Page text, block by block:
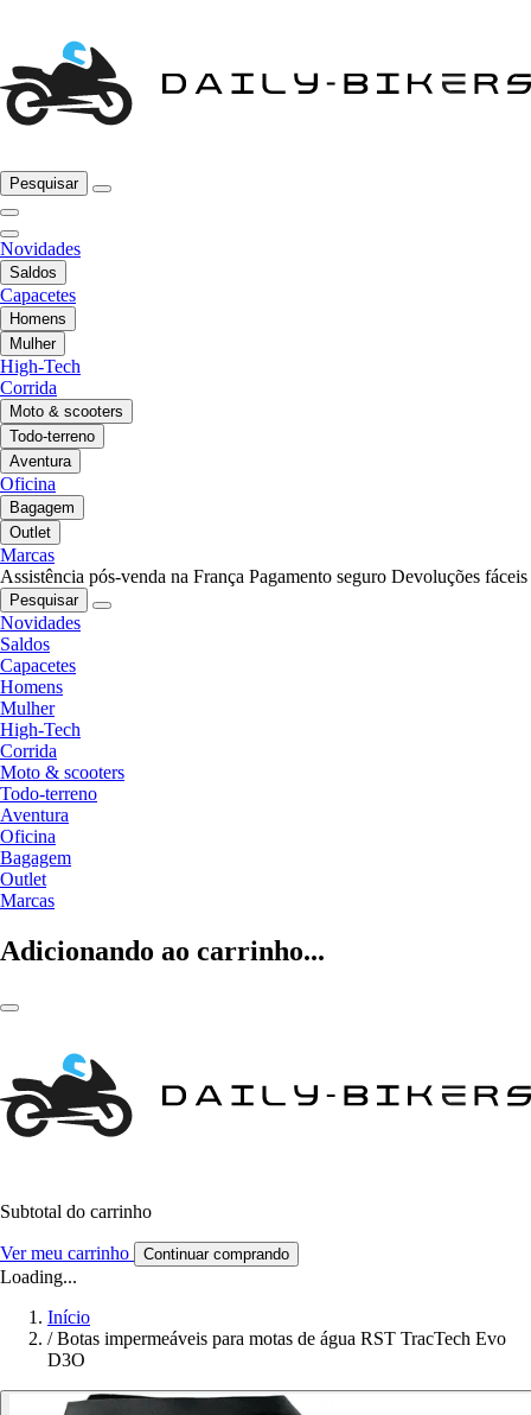
Pesquisar
Novidades
Saldos
Capacetes
Homens
Mulher
High-Tech
Corrida
Moto & scooters
Todo-terreno
Aventura
Oficina
Bagagem
Outlet
Marcas
Assistência pós-venda na França Pagamento seguro Devoluções fáceis
Pesquisar
Novidades
Saldos
Capacetes
Homens
Mulher
High-Tech
Corrida
Moto & scooters
Todo-terreno
Aventura
Oficina
Bagagem
Outlet
Marcas
Adicionando ao carrinho...
Subtotal do carrinho
Ver meu carrinho Continuar comprando
Loading...
Início
/ Botas impermeáveis para motas de água RST TracTech Evo
D3O